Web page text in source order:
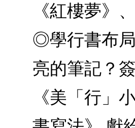
《紅樓夢》
◎學行書布
亮的筆記？
《美「行」